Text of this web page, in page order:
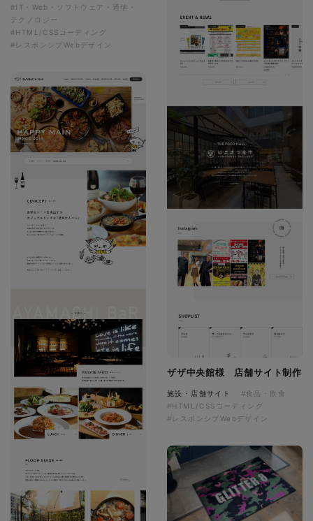
#IT・Web・ソフトウェア・通信・
テクノロジー
#HTML/CSSコーディング
#レスポンシブWebデザイン
ザザ中央館様 店舗サイト制作
施設・店舗サイト
#食品・飲食
#HTML/CSSコーディング
#レスポンシブWebデザイン